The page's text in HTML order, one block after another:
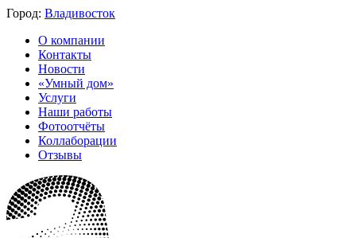
Город: Владивосток
О компании
Контакты
Новости
«Умный дом»
Услуги
Наши работы
Фотоотчёты
Коллаборации
Отзывы